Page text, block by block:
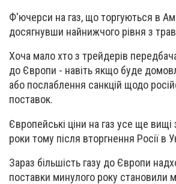
Ф'ючерси на газ, що торгуються в
досягнувши найнижчого рівня з
Хоча мало хто з трейдерів
до Європи - навіть якщо буде
або послаблення санкцій щодо
поставок.
Європейські ціни на газ усе ще
роки тому після вторгнення Росії в
Зараз більшість газу до Європи
поставки минулого року становили